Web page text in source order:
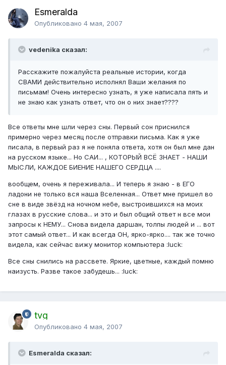
Esmeralda
Опубликовано 4 мая, 2007
vedenika сказал:
Расскажите пожалуйста реальные истории, когда
СВАМИ действительно исполнял Ваши желания по
письмам! Очень интересно узнать, я уже написала пять и
не знаю как узнать ответ, что он о них знает????
Все ответы мне шли через сны. Первый сон приснился
примерно через месяц после отправки письма. Как я уже
писала, в первый раз я не поняла ответа, хотя он был мне дан
на русском языке... Но САИ... , КОТОРЫЙ ВСЁ ЗНАЕТ - НАШИ
МЫСЛИ, КАЖДОЕ БИЕНИЕ НАШЕГО СЕРДЦА ....
вообщем, очень я переживала... И теперь я знаю - в ЕГО
ладони не только вся наша Вселенная... Ответ мне пришел во
сне в виде звёзд на ночном небе, выстроившихся на моих
глазах в русские слова... и это и был общий ответ н все мои
запросы к НЕМУ... Снова видела даршан, толпы людей и ... вот
этот самый ответ... И как всегда ОН, ярко-ярко.... так же точно
видела, как сейчас вижу монитор компьютера :luck:
Все сны снились на рассвете. Яркие, цветные, каждый помню
наизусть. Разве такое забудешь... :luck:
tvg
Опубликовано 4 мая, 2007
Esmeralda сказал: